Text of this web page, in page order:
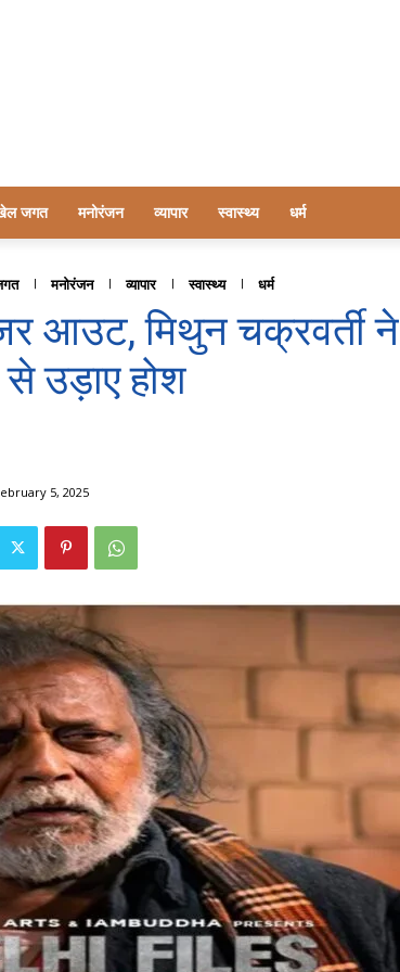
जगत मनोरंजन व्यापार स्वास्थ्य धर्म
मनोरंजन व्यापार स्वास्थ्य धर्म
आउट, मिथुन चक्रवर्ती ने
उड़ाए होश
5, 2025